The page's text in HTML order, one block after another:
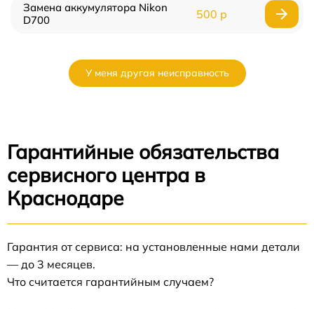
Замена аккумулятора Nikon
D700
500 р
У меня другая неисправность
Гарантийные обязательства
сервисного центра в
Краснодаре
Гарантия от сервиса: на установленные нами детали
— до 3 месяцев.
Что считается гарантийным случаем?